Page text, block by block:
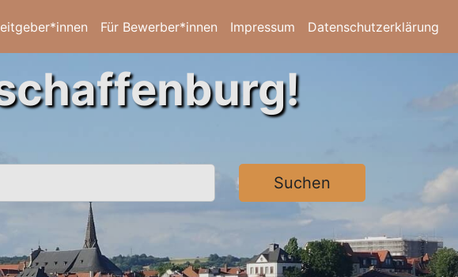
Für Bewerber*innen Impressum Datenschutzerklärung
Suchen